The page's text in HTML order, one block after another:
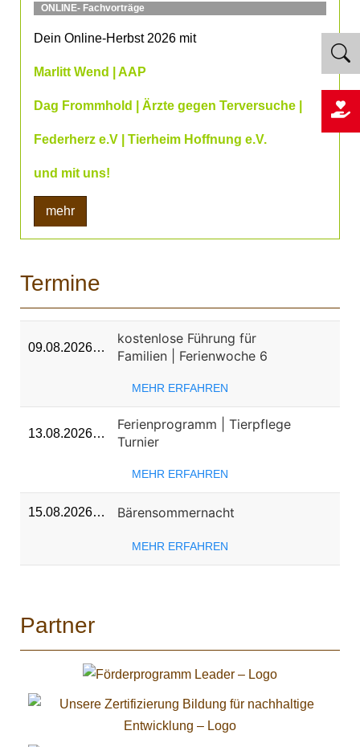
ONLINE- Fachvorträge
Dein Online-Herbst 2026 mit
Marlitt Wend | AAP
Dag Frommhold | Ärzte gegen Terversuche |
Federherz e.V | Tierheim Hoffnung e.V.
und mit uns!
mehr
Termine
09.08.2026…
kostenlose Führung für
Familien | Ferienwoche 6
MEHR ERFAHREN
13.08.2026…
Ferienprogramm | Tierpflege
Turnier
MEHR ERFAHREN
15.08.2026… Bärensommernacht
MEHR ERFAHREN
Partner